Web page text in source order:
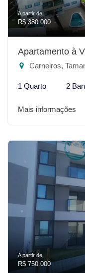
A partir de:
R$ 380.000
Apartamento à
Carneiros,
1 Quarto 2
Mais informações
A partir de:
R$ 750.000